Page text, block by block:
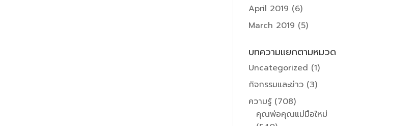
April 2019 (6)
March 2019 (5)
บทความแยกตามหมวด
Uncategorized (1)
กิจกรรมและข่าว (3)
ความรู้(708)
คุณพ่อคุณแม่มือใหม่